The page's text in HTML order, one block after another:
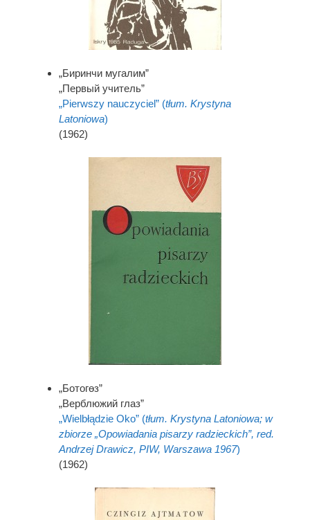
„Биринчи мугалим”
„Первый учитель”
„Pierwszy nauczyciel” (tłum. Krystyna
Latoniowa)
(1962)
„Ботогөз”
„Верблюжий глаз”
„Wielbłądzie Oko” (tłum. Krystyna Latoniowa; w
zbiorze „Opowiadania pisarzy radzieckich”, red.
Andrzej Drawicz, PIW, Warszawa 1967)
(1962)